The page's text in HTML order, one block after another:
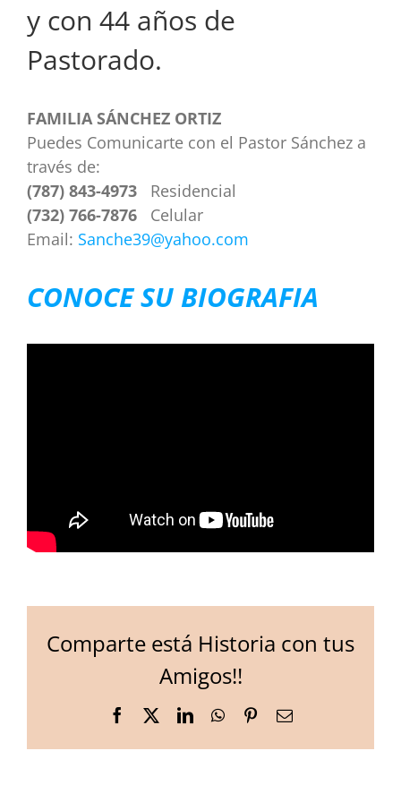
y con 44 años de
Pastorado.
FAMILIA SÁNCHEZ ORTIZ
Puedes Comunicarte con el Pastor Sánchez a
través de:
(787) 843-4973
Residencial
(732) 766-7876 Celular
Email: Sanche39@yahoo.com
CONOCE SU BIOGRAFIA
Comparte está Historia con tus
Amigos!!
Facebook
X LinkedInWhatsApp
PinterestEmail